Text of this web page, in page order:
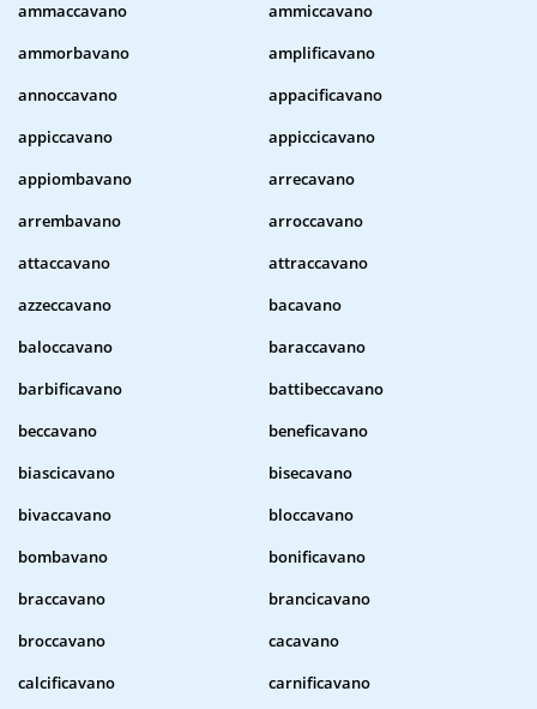
ammaccavano
ammiccavano
ammorbavano
amplificavano
annoccavano
appacificavano
appiccavano
appiccicavano
appiombavano
arrecavano
arrembavano
arroccavano
attaccavano
attraccavano
azzeccavano
bacavano
baloccavano
baraccavano
barbificavano
battibeccavano
beccavano
beneficavano
biascicavano
bisecavano
bivaccavano
bloccavano
bombavano
bonificavano
braccavano
brancicavano
broccavano
cacavano
calcificavano
carnificavano